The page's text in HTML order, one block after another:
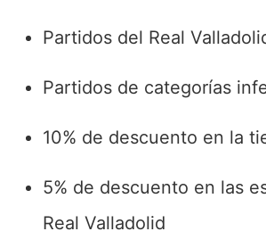
Partidos del Real
Partidos de categorías
10% de descuento en la
5% de descuento en las
Real Valladolid